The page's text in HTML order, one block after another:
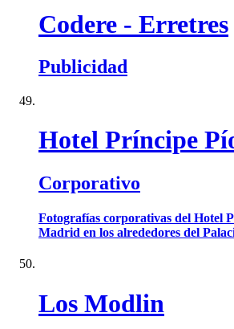
Codere - Erretres
Publicidad
Hotel Príncipe
Corporativo
Fotografías corporativas del Hotel
Madrid en los alrededores del
Los Modlin